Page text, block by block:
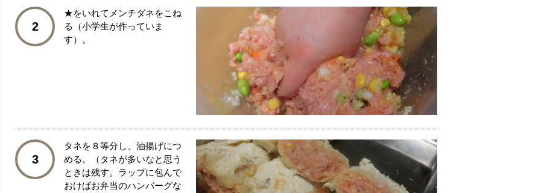
2
★をいれてメンチダネをこね
る（小学生が作っていま
す）。
3
タネを８等分し、油揚げにつ
める。（タネが多いなと思う
ときは残す。ラップに包んで
おけばお弁当のハンバーグな